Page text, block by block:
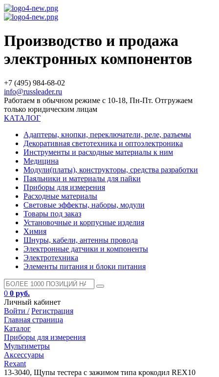
Производство и продажа
электронных компонентов
+7 (495) 984-68-02
info@russleader.ru
Работаем в обычном режиме с 10-18, Пн-Пт. Отгружаем
только юридическим лицам
КАТАЛОГ
Адаптеры, кнопки, переключатели, реле, разъемы
Декоративная светотехника и оптоэлектроника
Инструменты и расходные материалы к ним
Медицина
Модули(платы), конструкторы, средства разработки
Паяльники и материалы для пайки
Приборы для измерения
Расходные материалы
Световые эффекты, наборы, модули
Товары под заказ
Установочные и корпусные изделия
Химия
Шнуры, кабели, антенны провода
Электронные датчики и компоненты
Электротехника
Элементы питания и блоки питания
0 0 руб.
Личный кабинет
Войти / Регистрация
Главная страница
Каталог
Приборы для измерения
Мультиметры
Аксессуары
Rexant
13-3040, Щупы тестера с зажимом типа крокодил REX10